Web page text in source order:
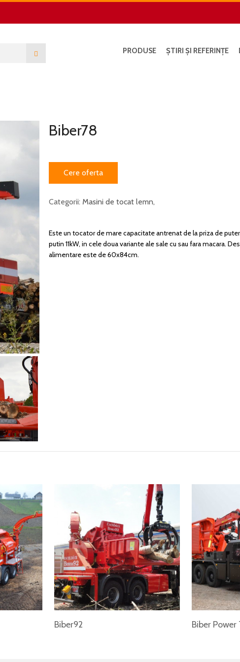
PRODUSE ȘTIRI ȘI REFERINȚE
Biber78
Cere oferta
Categorii:Masini de tocat lemn
Este un tocator de mare capacitate antrenat de la priza de
putin 11kW, in cele doua variante ale sale cu sau fara macara.
alimentare este de 60x84cm.
Biber92 Biber Power